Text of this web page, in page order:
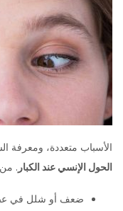
الأسباب متعددة، ومعرفة
الحول الإنسي عند الكبار . من
ضعف أو شلل في